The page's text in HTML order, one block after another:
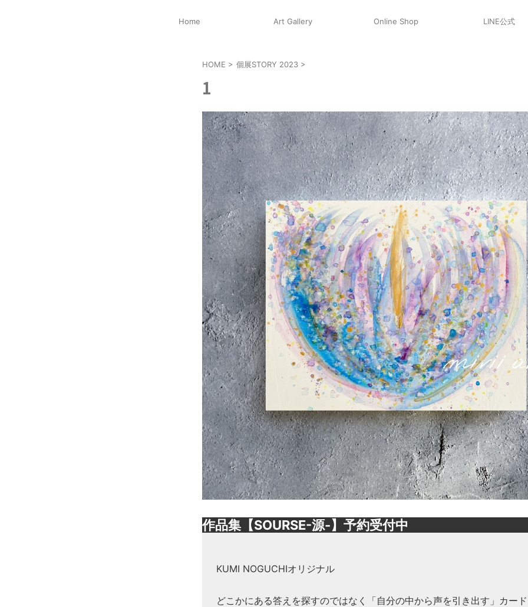
Home Art Gallery Online Shop LINE公式
HOME > 個展STORY 2023 >
1
作品集【SOURSE-源-】予約受付中
KUMI NOGUCHIオリジナル
どこかにある答えを探すのではなく「自分の中から声を引き出す」カード